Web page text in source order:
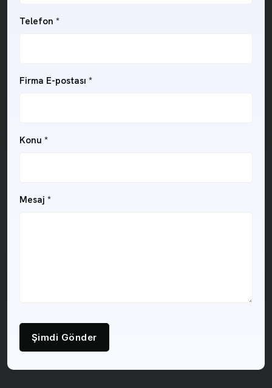
Telefon *
Firma E-postası *
Konu *
Mesaj *
Şimdi Gönder